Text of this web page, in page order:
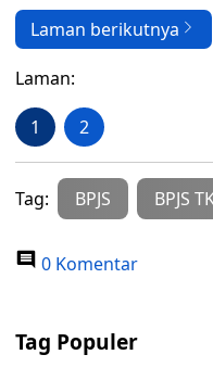
Laman berikutnya
Laman:
1 2
Tag: BPJS BPJS
0 Komentar
Tag Populer